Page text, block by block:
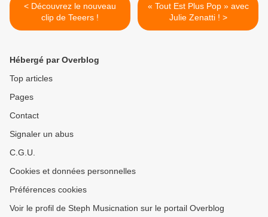
< Découvrez le nouveau
clip de Teeers !
« Tout Est Plus Pop » avec
Julie Zenatti ! >
Hébergé par Overblog
Top articles
Pages
Contact
Signaler un abus
C.G.U.
Cookies et données personnelles
Préférences cookies
Voir le profil de Steph Musicnation sur le portail Overblog